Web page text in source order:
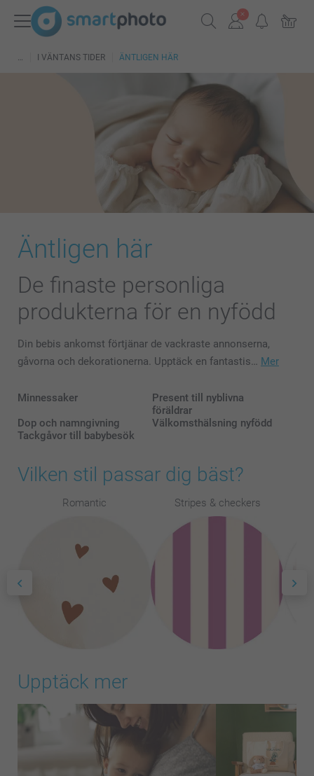
I VÄNTANS TIDER ÄNTLIGEN HÄR
Äntligen här
De finaste personliga
produkterna för en nyfödd
Din bebis ankomst förtjänar de vackraste annonserna,
gåvorna och dekorationerna. Upptäck en fantastis… Mer
Minnessaker
Present till nyblivna
föräldrar
Dop och namngivning
Välkomsthälsning nyfödd
Tackgåvor till babybesök
Vilken stil passar dig bäst?
Romantic Stripes & checkers
Upptäck mer